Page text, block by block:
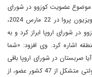
موضوع عضویت کوزوو در شورای
اروپا مرتبط باشد. ووچیچ در مصاحبه ای با تلویزیون پروا در 22 مارس 2024،
در شورای اروپا ابراز کرد و به
اشاره کرد. وی افزود: «شما
صربستان در شورای اروپا باقی
می ماند یا خیر.» این شورا، یک سازمان بین دولتی متشکل از 47 کشور عضو، از